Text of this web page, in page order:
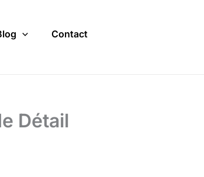
Contact
Détail